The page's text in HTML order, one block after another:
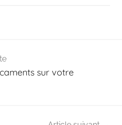
sur votre